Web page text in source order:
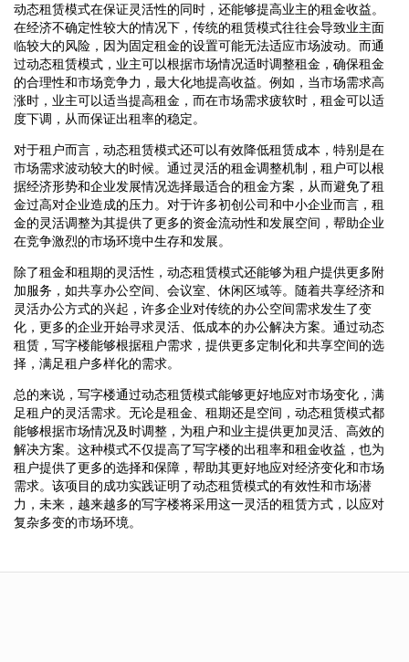
动态租赁模式在保证灵活性的同时，还能够提高业主的租金收益。
在经济不确定性较大的情况下，传统的租赁模式往往会导致业主面
临较大的风险，因为固定租金的设置可能无法适应市场波动。而通
过动态租赁模式，业主可以根据市场情况适时调整租金，确保租金
的合理性和市场竞争力，最大化地提高收益。例如，当市场需求高
涨时，业主可以适当提高租金，而在市场需求疲软时，租金可以适
度下调，从而保证出租率的稳定。
对于租户而言，动态租赁模式还可以有效降低租赁成本，特别是在
市场需求波动较大的时候。通过灵活的租金调整机制，租户可以根
据经济形势和企业发展情况选择最适合的租金方案，从而避免了租
金过高对企业造成的压力。对于许多初创公司和中小企业而言，租
金的灵活调整为其提供了更多的资金流动性和发展空间，帮助企业
在竞争激烈的市场环境中生存和发展。
除了租金和租期的灵活性，动态租赁模式还能够为租户提供更多附
加服务，如共享办公空间、会议室、休闲区域等。随着共享经济和
灵活办公方式的兴起，许多企业对传统的办公空间需求发生了变
化，更多的企业开始寻求灵活、低成本的办公解决方案。通过动态
租赁，写字楼能够根据租户需求，提供更多定制化和共享空间的选
择，满足租户多样化的需求。
总的来说，写字楼通过动态租赁模式能够更好地应对市场变化，满
足租户的灵活需求。无论是租金、租期还是空间，动态租赁模式都
能够根据市场情况及时调整，为租户和业主提供更加灵活、高效的
解决方案。这种模式不仅提高了写字楼的出租率和租金收益，也为
租户提供了更多的选择和保障，帮助其更好地应对经济变化和市场
需求。该项目的成功实践证明了动态租赁模式的有效性和市场潜
力，未来，越来越多的写字楼将采用这一灵活的租赁方式，以应对
复杂多变的市场环境。